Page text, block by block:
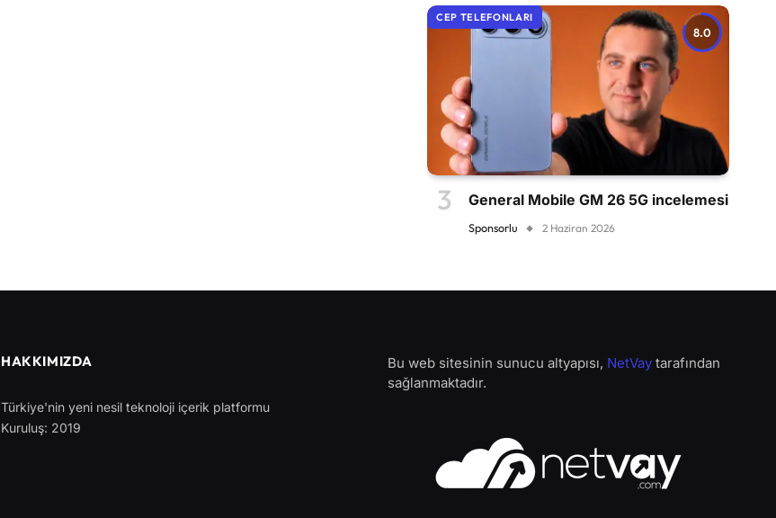
8.0
CEP TELEFONLARI
General Mobile GM 26 5G incelemesi
Sponsorlu 2 Haziran 2026
HAKKIMIZDA
Türkiye'nin yeni nesil teknoloji içerik platformu
Kuruluş: 2019
Bu web sitesinin sunucu altyapısı, NetVay tarafından
sağlanmaktadır.